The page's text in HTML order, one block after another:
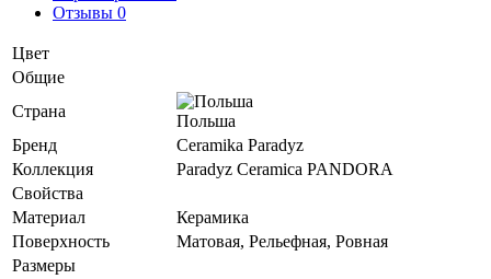
Отзывы 0
Цвет
Общие
Страна
Польша
Бренд
Ceramika Paradyz
Коллекция
Paradyz Ceramica PANDORA
Свойства
Материал
Керамика
Поверхность
Матовая, Рельефная, Ровная
Размеры